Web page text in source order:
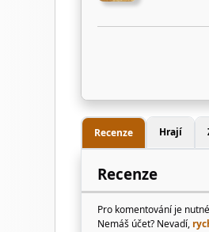
Recenze Hrají
Recenze
Pro komentování je
Nemáš účet? Nevadí,